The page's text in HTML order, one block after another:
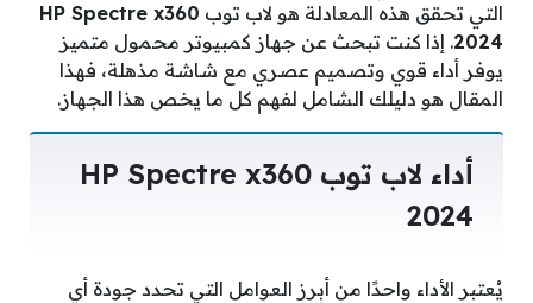
التي تحقق هذه المعادلة هو لاب توب HP Spectre x360
2024. إذا كنت تبحث عن جهاز كمبيوتر محمول متميز
يوفر أداء قوي وتصميم عصري مع شاشة مذهلة، فهذا
المقال هو دليلك الشامل لفهم كل ما يخص هذا الجهاز.
أداء لاب توب HP Spectre x360
2024
يُعتبر الأداء واحدًا من أبرز العوامل التي تحدد جودة أي